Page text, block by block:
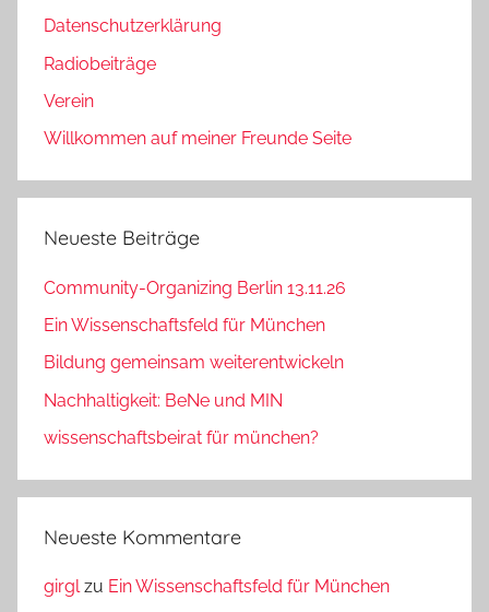
Datenschutzerklärung
Radiobeiträge
Verein
Willkommen auf meiner Freunde Seite
Neueste Beiträge
Community-Organizing Berlin 13.11.26
Ein Wissenschaftsfeld für München
Bildung gemeinsam weiterentwickeln
Nachhaltigkeit: BeNe und MIN
wissenschaftsbeirat für münchen?
Neueste Kommentare
girglzu Ein Wissenschaftsfeld für München